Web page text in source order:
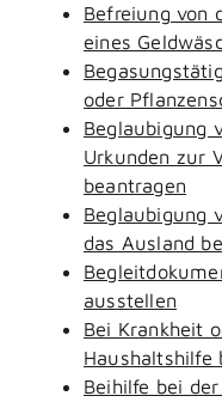
Befreiung von
eines
oder
Beglaubigung
Urkunden zur
beantragen
Beglaubigung
das Ausland
ausstellen
Bei Krankheit
Haushaltshilfe
Beihilfe bei